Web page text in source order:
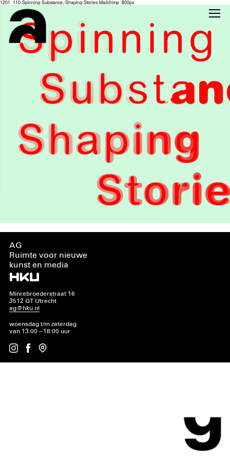
1201_110-Spinning-Substance,-Shaping-Stories-Mailchimp_800px
AG
Ruimte voor nieuwe
kunst en media
Minrebroederstraat 16
3512 GT Utrecht
ag@hku.nl
woensdag t/m zaterdag
van 13:00 – 18:00 uur